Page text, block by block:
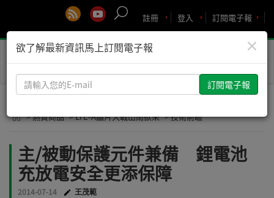
訂閱電子報
登入
註冊
Toggle
> 熱賣商品 > LTE-A晶片大戰山雨欲來 > 技術前瞻
主/被動保護元件兼備 鋰電池
充放電安全更添保障
2014-07-14 王茂範
×
欲了解最新資訊馬上訂閱電子報
請
輸
您
E-
mail